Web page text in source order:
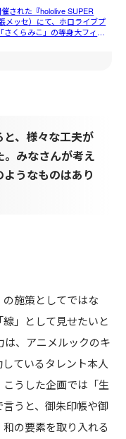
された『hololive SUPER
メッセ）にて、ホロライブプ
さくらみこ」の等身大フィギ
、様々な工夫が
みなさんが考え
うなものはあり
施策としてではな
」として見せたいと
は、アニメルックのキ
ているタレント本人
うした企画では「生
うと、御朱印帳や御
の要素を取り入れる